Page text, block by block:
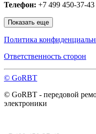
Ногинск
Одинцово
Ожерелье
Орехово-Зуево
Пересвет
Подольск
Протвино
Пущино
Раменское
Руза
Телефон: +7 499 450-37-43
Показать еще
Политика
Ответственность сторон
© GoRBT
© GoRBT - передовой
электроники